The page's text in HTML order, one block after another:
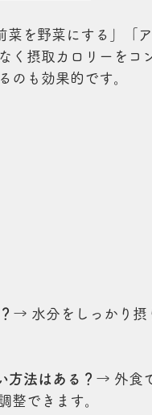
を野菜にする」「
く摂取カロリーをコ
のも効果的です。
→ 水分をしっかり摂
方法はある？ → 外食
整できます。